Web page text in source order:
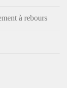
à rebours